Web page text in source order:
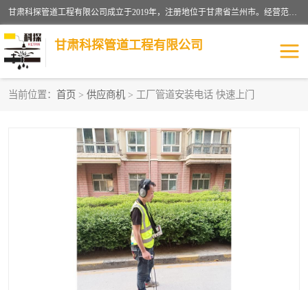
甘肃科探管道工程有限公司成立于2019年，注册地位于甘肃省兰州市。经营范围包括管道安装、清洗、疏通、维修、检测，防水工程，工程钻孔，化粪池清理，暖气安装，给排水管道安装维修，室内外管道如消防、供水、供热管道漏水检测定位，室内外防水堵漏等。
甘肃科探管道工程有限公司
当前位置： 首页 > 供应商机 > 工厂管道安装电话 快速上门
漏水检查维修 消防管道漏水
供热管道漏水 排水管道漏水
自来水管漏水 管道疏通
高压车疏通清淤